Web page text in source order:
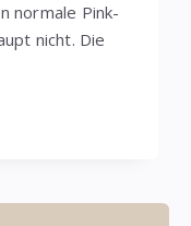
normale Pink-
nicht. Die